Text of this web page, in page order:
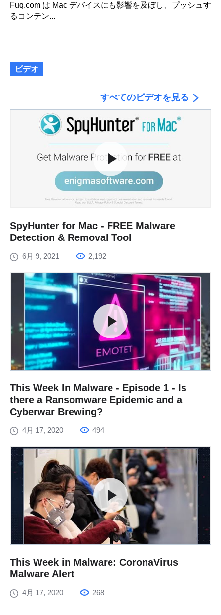
Fuq.com は Mac デバイスにも影響を及ぼし、プッシュす
るコンテン...
ビデオ
すべてのビデオを見る
SpyHunter for Mac - FREE Malware
Detection & Removal Tool
6月 9, 2021 2,192
This Week In Malware - Episode 1 - Is
there a Ransomware Epidemic and a
Cyberwar Brewing?
4月 17, 2020 494
This Week in Malware: CoronaVirus
Malware Alert
4月 17, 2020 268